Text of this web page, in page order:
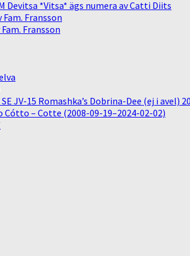
Devitsa *Vitsa* ägs numera av Catti Diits
Fam. Fransson
Fransson
SE JV-15 Romashka’s Dobrina-Dee (ej i avel)
Cótto – Cotte (2008-09-19–2024-02-02)